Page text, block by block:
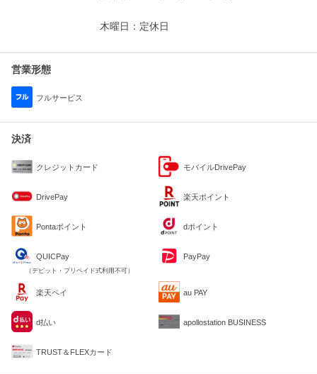
木曜日：定休日
営業形態
フルサービス
決済
クレジットカード モバイルDrivePay
DrivePay 楽天ポイント
Pontaポイント dポイント
QUICPay
（デビット・プリペイド式利用不可）
PayPay
楽天ペイ au PAY
d払い apollostation BUSINESS
TRUST＆FLEXカード